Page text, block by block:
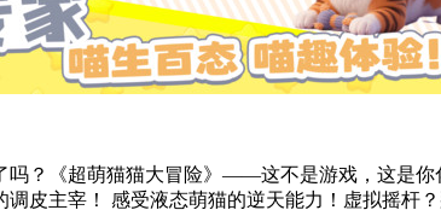
吗？《超萌猫猫大冒险》——这不是游戏，这是
调皮主宰！​​ 感受​​液态萌猫​​的逆天能力！虚拟摇杆